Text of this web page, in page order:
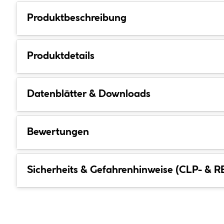
Produktbeschreibung
Produktdetails
Datenblätter & Downloads
Bewertungen
Sicherheits & Gefahrenhinweise (CLP- &